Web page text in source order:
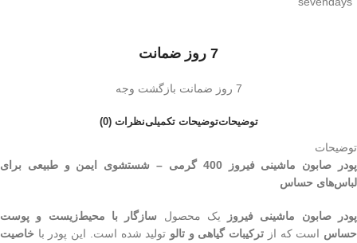
7 روز ضمانت
7 روز ضمانت بازگشت وجه
توضیحاتتوضیحات تکمیلینظرات (0)
توضیحات
پودر صابون ماشینی فیروز 400 گرمی – شستشوی ایمن و طبیعی برای
لباس‌های حساس
پودر صابون ماشینی فیروز یک محصول سازگار با محیط‌زیست و پوست
حساس است که از ترکیبات گیاهی و تالو تولید شده است. این پودر با خاصیت